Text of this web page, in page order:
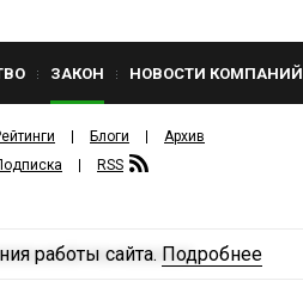
ЗАКОН НОВОСТИ КОМПАНИЙ
Блоги
Архив
RSS
конфиденциальности
работы сайта. Подробнее